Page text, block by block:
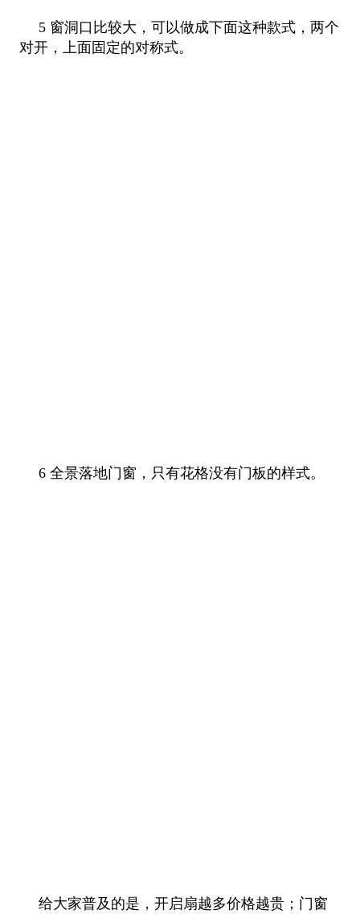
5 窗洞口比较大，可以做成下面这种款式，两个
对开，上面固定的对称式。
6 全景落地门窗，只有花格没有门板的样式。
给大家普及的是，开启扇越多价格越贵；门窗